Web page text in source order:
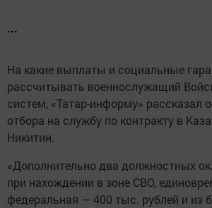
...
На какие выплаты и социальные
рассчитывать военнослужащий
систем, «Татар-информу» рассказал
отбора на службу по контракту в
Никитин.
«Дополнительно два должностных
при нахождении в зоне СВО,
федеральная — 400 тыс. рублей и из